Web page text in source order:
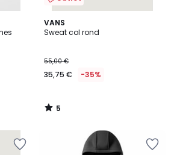
VANS
Sweat col rond
55,00 €
35,75 € -35%
5
/
5
/